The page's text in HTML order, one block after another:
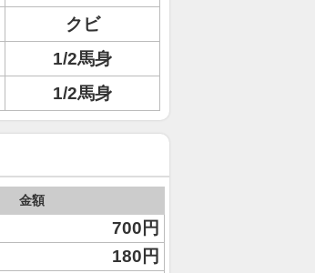
クビ
1/2馬身
1/2馬身
金額
700円
180円